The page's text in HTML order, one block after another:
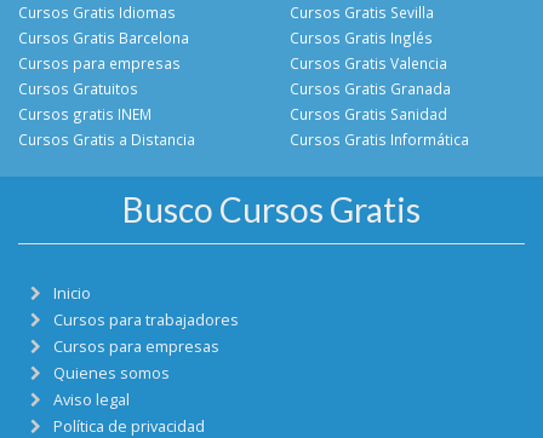
Cursos Gratis Idiomas
Cursos Gratis Barcelona
Cursos Gratis Sevilla
Cursos Gratis Inglés
Cursos para empresas
Cursos Gratuitos
Cursos gratis INEM
Cursos Gratis a Distancia
Cursos Gratis Valencia
Cursos Gratis Granada
Cursos Gratis Sanidad
Cursos Gratis Informática
Busco Cursos Gratis
Inicio
Cursos para trabajadores
Cursos para empresas
Quienes somos
Aviso legal
Política de privacidad